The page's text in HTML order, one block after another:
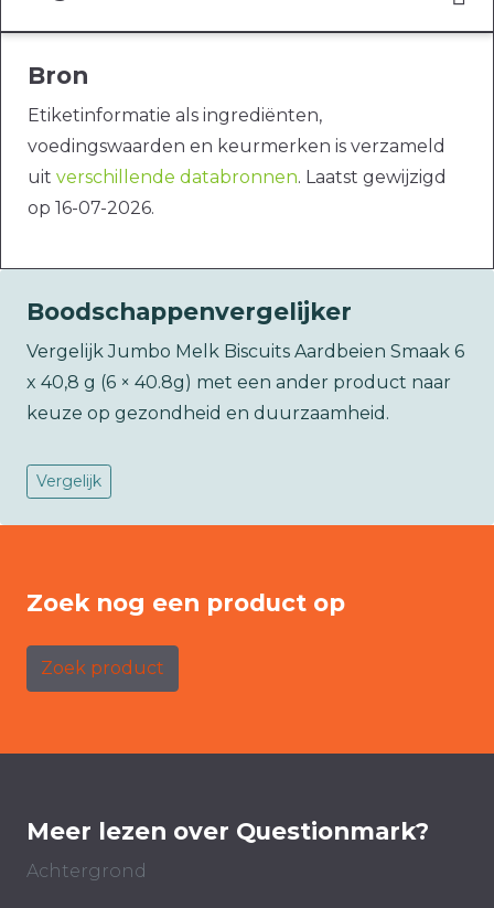
Bron
Etiketinformatie als ingrediënten,
voedingswaarden en keurmerken is verzameld
uit verschillende databronnen. Laatst gewijzigd
op 16-07-2026.
Boodschappenvergelijker
Vergelijk Jumbo Melk Biscuits Aardbeien Smaak 6
x 40,8 g (6 × 40.8g) met een ander product naar
keuze op gezondheid en duurzaamheid.
Vergelijk
Zoek nog een product op
Zoek product
Meer lezen over Questionmark?
Achtergrond